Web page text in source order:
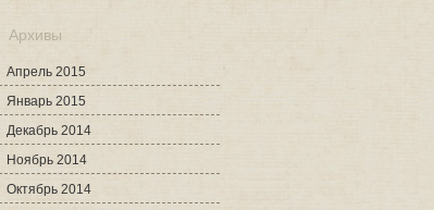
Архивы
Апрель 2015
Январь 2015
Декабрь 2014
Ноябрь 2014
Октябрь 2014